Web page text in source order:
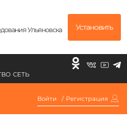
Ульяновска Установить
СЕТЬ
Войти / Регистрация